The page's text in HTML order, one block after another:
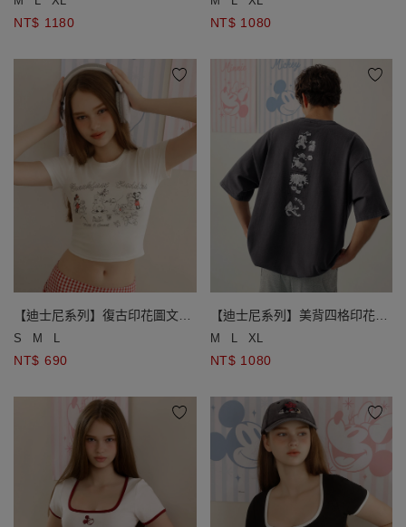
NT$ 1180 NT$ 1080
【迪士尼系列】復古印花圖文圓
領短袖短版 TEE
S M L
NT$ 690
【迪士尼系列】美背四格印花圓
領短袖寬版TEE(男款)
M L XL
NT$ 1080